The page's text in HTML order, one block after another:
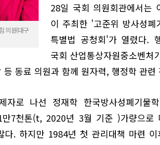
의원(대구
28일 국회 의원회관에서는
이 주최한 '고준위 방사성
특별법 공청회'가 열렸다.
국회 산업통상자원중소벤처
등 동료 의원과 함께 원자력, 행정학 관
자로 나선 정재학 한국방사성폐기물
만7천톤(t, 2020년 3월 기준 )가량으
다. 하지만 1984년 첫 관리대책 마련